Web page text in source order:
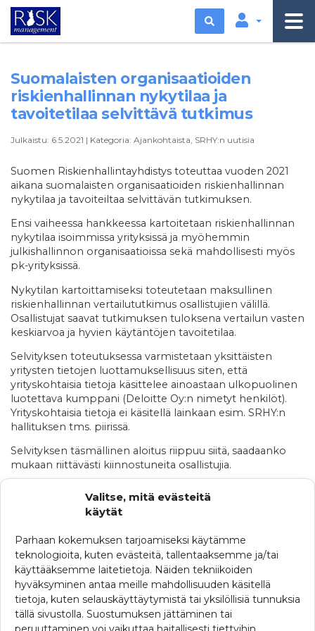
Valitse, mitä evästeitä
käytät
Parhaan kokemuksen tarjoamiseksi käytämme
teknologioita, kuten evästeitä, tallentaaksemme ja/tai
käyttääksemme laitetietoja. Näiden tekniikoiden
hyväksyminen antaa meille mahdollisuuden käsitellä
tietoja, kuten selauskäyttäytymistä tai yksilöllisiä tunnuksia
tällä sivustolla. Suostumuksen jättäminen tai
Etsi
Suomalaisten organisaatioiden
riskienhallinnan nykytilaa ja
tavoitetilaa selvittävä tutkimus
Julkaistu: 6.5.2021 | Kategoria: Ajankohtaista, SRHY:n uutisia
Suomen Riskienhallintayhdistys toteuttaa vuoden 2021
aikana suomalaisten organisaatioiden riskienhallinnan
nykytilaa ja tavoiteiltaa selvittävän tutkimuksen.
Ensi vaiheessa hankkeessa kartoitetaan riskienhallinnan
nykytilaa isoimmissa yrityksissä ja myöhemmin
julkishallinnon organisaatioissa sekä mahdollisesti myös
pk-yrityksissä.
Nykytilan kartoittamiseksi toteutetaan maksullinen
riskienhallinnan vertailututkimus osallistujien välillä.
Osallistujat saavat tutkimuksen tuloksena vertailun vasten
keskiarvoa ja hyvien käytäntöjen tavoitetilaa.
Selvityksen toteutuksessa varmistetaan yksittäisten
yritysten tietojen luottamuksellisuus siten, että
yrityskohtaisia tietoja käsittelee ainoastaan ulkopuolinen
luotettava kumppani (Deloitte Oy:n nimetyt henkilöt).
Yrityskohtaisia tietoja ei käsitellä lainkaan esim. SRHY:n
hallituksen tms. piirissä.
Selvityksen täsmällinen aloitus riippuu siitä, saadaanko
mukaan riittävästi kiinnostuneita osallistujia.
toteuttamisesta, olkaa yhteydessä Lassi Väisäseen
(lassi.vaisanen@grcpartners.fi).
KATEGORIAT
Ajankohtaista
Ferman uutisia